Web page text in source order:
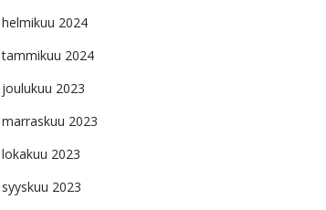
helmikuu 2024
tammikuu 2024
joulukuu 2023
marraskuu 2023
lokakuu 2023
syyskuu 2023